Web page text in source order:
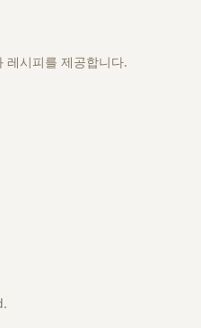
레시피를 제공합니다.